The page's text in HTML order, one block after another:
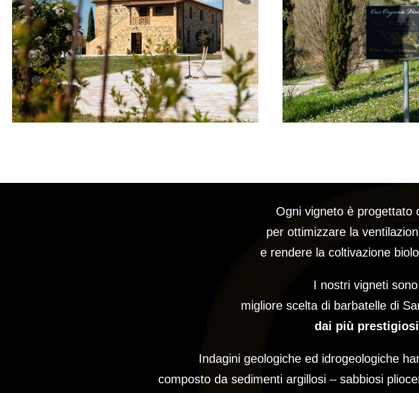
Ogni vigneto è progettato
per ottimizzare la
e rendere la coltivazione
I nostri vigneti
migliore scelta di barbatelle di
dai più
Indagini geologiche ed idrogeologiche
composto da sedimenti argillosi – sabbiosi